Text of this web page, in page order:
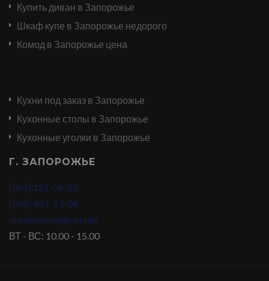
Купить диван в Запорожье
Шкаф купе в Запорожье недорого
Комод в Запорожье цена
Кухни под заказ в Запорожье
Кухонные столы в Запорожье
Кухонные уголки в Запорожье
Г. ЗАПОРОЖЬЕ
(066) 121-06-15
(068) 447-13-04
dreammebel@ukr.net
ВТ - ВС: 10.00 - 15.00